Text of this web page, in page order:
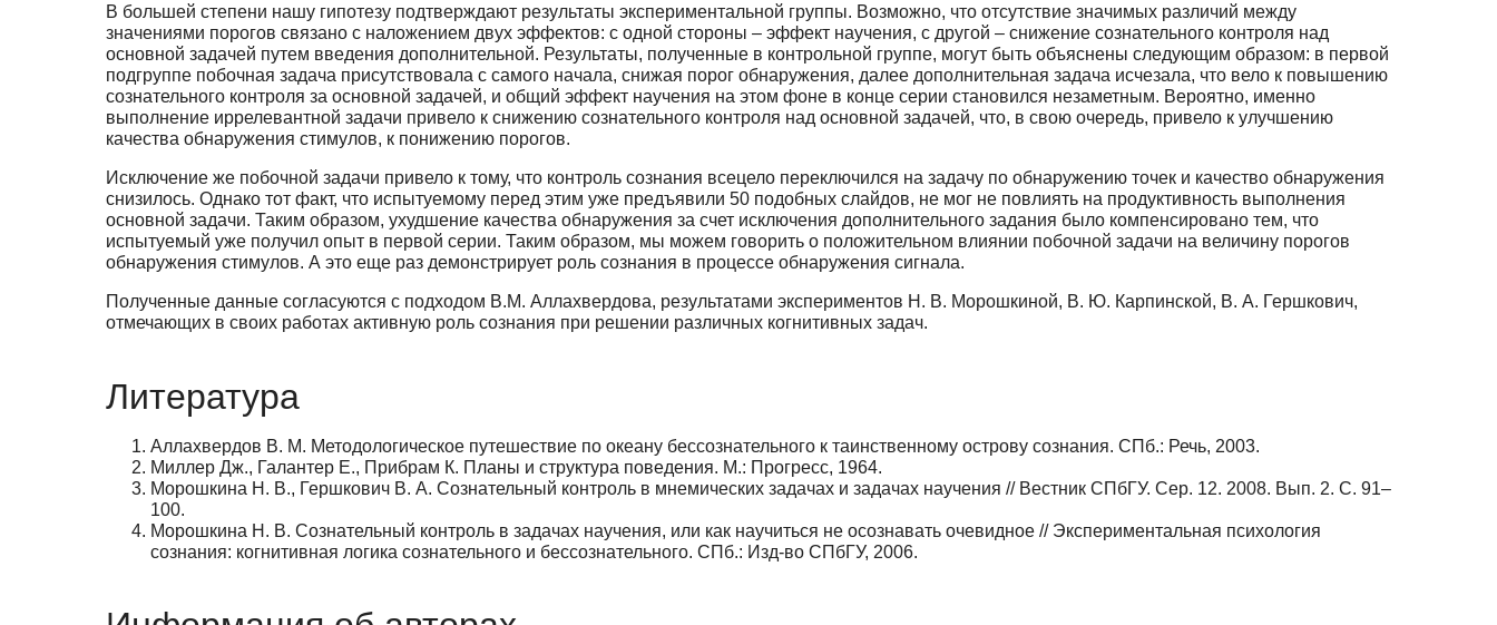
В большей степени нашу гипотезу подтверждают результаты экспериментальной группы. Возможно, что отсутствие значимых различий между
значениями порогов связано с наложением двух эффектов: с одной стороны – эффект научения, с другой – снижение сознательного контроля над
основной задачей путем введения дополнительной. Результаты, полученные в контрольной группе, могут быть объяснены следующим образом: в первой
подгруппе побочная задача присутствовала с самого начала, снижая порог обнаружения, далее дополнительная задача исчезала, что вело к повышению
сознательного контроля за основной задачей, и общий эффект научения на этом фоне в конце серии становился незаметным. Вероятно, именно
выполнение иррелевантной задачи привело к снижению сознательного контроля над основной задачей, что, в свою очередь, привело к улучшению
качества обнаружения стимулов, к понижению порогов.
Исключение же побочной задачи привело к тому, что контроль сознания всецело переключился на задачу по обнаружению точек и качество обнаружения
снизилось. Однако тот факт, что испытуемому перед этим уже предъявили 50 подобных слайдов, не мог не повлиять на продуктивность выполнения
основной задачи. Таким образом, ухудшение качества обнаружения за счет исключения дополнительного задания было компенсировано тем, что
испытуемый уже получил опыт в первой серии. Таким образом, мы можем говорить о положительном влиянии побочной задачи на величину порогов
обнаружения стимулов. А это еще раз демонстрирует роль сознания в процессе обнаружения сигнала.
Полученные данные согласуются с подходом В.М. Аллахвердова, результатами экспериментов Н. В. Морошкиной, В. Ю. Карпинской, В. А. Гершкович,
отмечающих в своих работах активную роль сознания при решении различных когнитивных задач.
Литература
Аллахвердов В. М. Методологическое путешествие по океану бессознательного к таинственному острову сознания. СПб.: Речь, 2003.
Миллер Дж., Галантер Е., Прибрам К. Планы и структура поведения. М.: Прогресс, 1964.
Морошкина Н. В., Гершкович В. А. Сознательный контроль в мнемических задачах и задачах научения // Вестник СПбГУ. Сер. 12. 2008. Вып. 2. С. 91–
100.
Морошкина Н. В. Сознательный контроль в задачах научения, или как научиться не осознавать очевидное // Экспериментальная психология
сознания: когнитивная логика сознательного и бессознательного. СПб.: Изд-во СПбГУ, 2006.